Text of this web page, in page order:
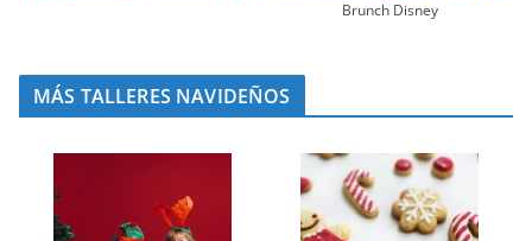
Brunch Disney
MÁS TALLERES NAVIDEÑOS